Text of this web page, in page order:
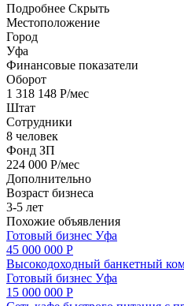
Подробнее Скрыть
Местоположение
Город
Уфа
Финансовые показатели
Оборот
1 318 148 Р/мес
Штат
Сотрудники
8 человек
Фонд ЗП
224 000 Р/мес
Дополнительно
Возраст бизнеса
3-5 лет
Похожие объявления
Готовый бизнес Уфа
45 000 000 Р
Высокодоходный банкетный
Готовый бизнес Уфа
15 000 000 Р